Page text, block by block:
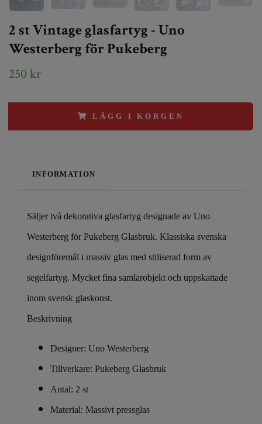
2 st Vintage glasfartyg - Uno
Westerberg för Pukeberg
250 kr
LÄGG I KORGEN
INFORMATION
Säljer två dekorativa glasfartyg designade av Uno
Westerberg för Pukeberg Glasbruk. Klassiska svenska
designföremål i massiv glas med stiliserad form av
segelfartyg. Mycket fina samlarobjekt och uppskattade
inom svensk glaskonst.
Beskrivning
Designer: Uno Westerberg
Tillverkare: Pukeberg Glasbruk
Antal: 2 st
Material: Massivt pressglas